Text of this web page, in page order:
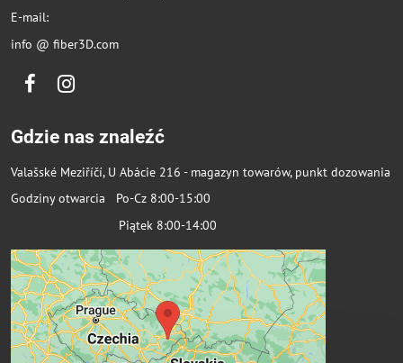
E-mail:
info @ fiber3D.com
FacebookInstagram
Gdzie nas znaleźć
Valašské Meziříčí, U Abácie 216 - magazyn towarów, punkt dozowania
Godziny otwarcia Po-Cz 8:00-15:00
Piątek 8:00-14:00